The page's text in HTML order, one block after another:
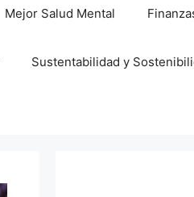
Mejor Salud Mental
Sustentabilidad y